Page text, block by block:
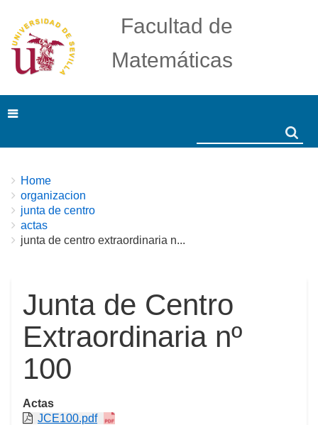
Facultad de
Matemáticas
Breadcrumbs
You
are
here:
Home
organizacion
junta de centro
actas
junta de centro extraordinaria n...
Junta de Centro
Extraordinaria nº
100
Actas
JCE100.pdf